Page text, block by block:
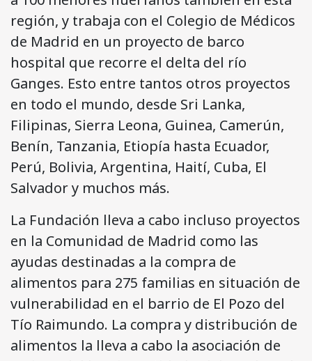
región, y trabaja con el Colegio de Médicos
de Madrid en un proyecto de barco
hospital que recorre el delta del río
Ganges. Esto entre tantos otros proyectos
en todo el mundo, desde Sri Lanka,
Filipinas, Sierra Leona, Guinea, Camerún,
Benín, Tanzania, Etiopía hasta Ecuador,
Perú, Bolivia, Argentina, Haití, Cuba, El
Salvador y muchos más.
La Fundación lleva a cabo incluso proyectos
en la Comunidad de Madrid como las
ayudas destinadas a la compra de
alimentos para 275 familias en situación de
vulnerabilidad en el barrio de El Pozo del
Tío Raimundo. La compra y distribución de
alimentos la lleva a cabo la asociación de